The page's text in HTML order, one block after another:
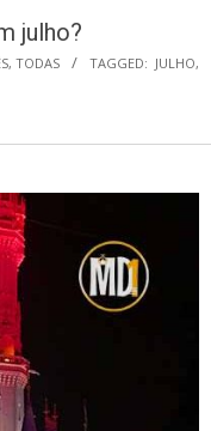
julho?
, TODAS TAGGED: JULHO,